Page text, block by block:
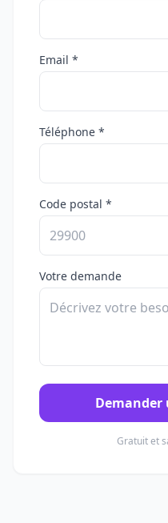
Email *
Téléphone *
Code postal *
Votre demande
Demander
Gratuit et